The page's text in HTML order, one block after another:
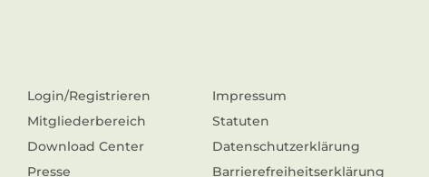
Login/Registrieren
Mitgliederbereich
Download Center
Presse
Impressum
Statuten
Datenschutzerklärung
Barrierefreiheitserklärung